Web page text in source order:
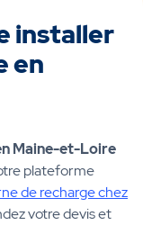
installer
en
Maine-et-Loire
plateforme
de recharge chez
votre devis et